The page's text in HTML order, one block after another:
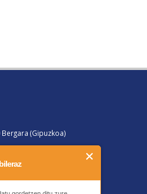
(Gipuzkoa)
deituz gero